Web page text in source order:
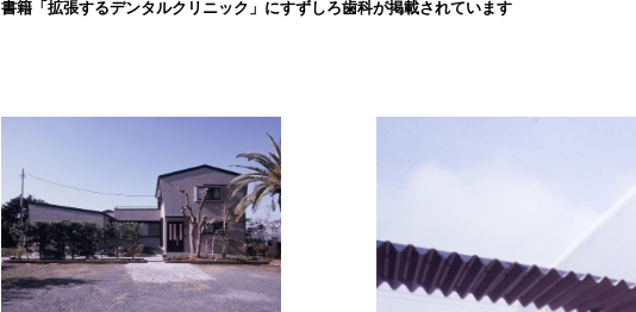
書籍「拡張するデンタルクリニック」にすずしろ歯科が掲載されています